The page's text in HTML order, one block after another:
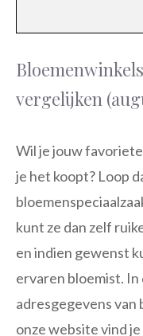
vergelijken
Wil je jouw
je het koopt? Loop
kunt ze dan zelf
en indien gewenst
ervaren bloemist. In
adresgegevens van
onze website vind